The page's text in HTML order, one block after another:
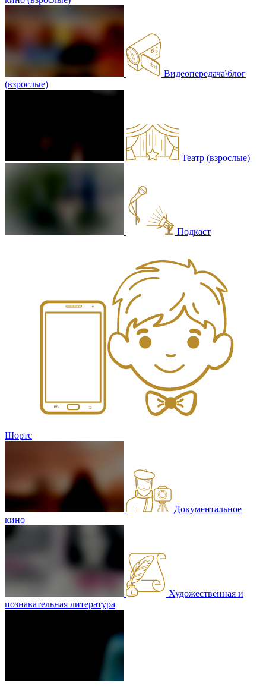
Видеопередача\блог
(взрослые)
Театр (взрослые)
Подкаст
Шортс
Документальное
кино
Художественная и
познавательная литература